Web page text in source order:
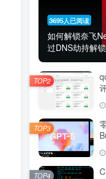
3695人已阅读
如何解锁奈飞
过DNS劫持解
TOP2
TOP3
TOP4